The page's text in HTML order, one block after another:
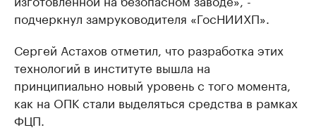
подчеркнул замруководителя «ГосНИИХП».
Сергей Астахов отметил, что разработка этих
технологий в институте вышла на
принципиально новый уровень с того момента,
как на ОПК стали выделяться средства в рамках
ФЦП.